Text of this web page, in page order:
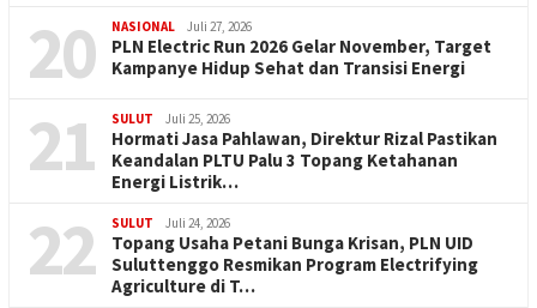
20 NASIONAL Juli 27, 2026
PLN Electric Run 2026 Gelar November, Target
Kampanye Hidup Sehat dan Transisi Energi
21 SULUT Juli 25, 2026
Hormati Jasa Pahlawan, Direktur Rizal Pastikan
Keandalan PLTU Palu 3 Topang Ketahanan
Energi Listrik…
22 SULUT Juli 24, 2026
Topang Usaha Petani Bunga Krisan, PLN UID
Suluttenggo Resmikan Program Electrifying
Agriculture di T…